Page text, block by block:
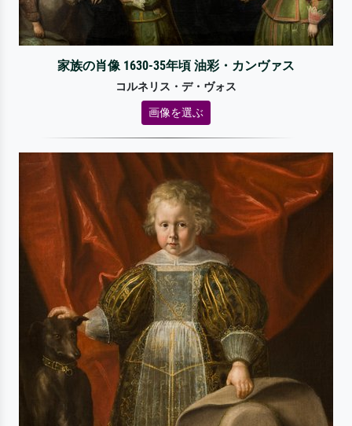
家族の肖像 1630-35年頃 油彩・カンヴァス
コルネリス・デ・ヴォス
画像を選ぶ